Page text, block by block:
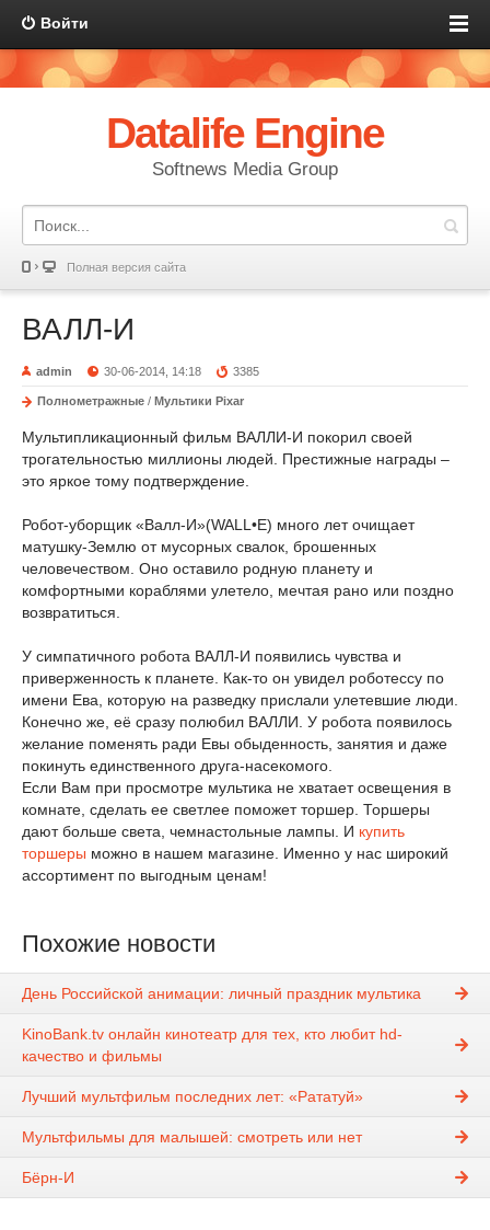
Войти
Datalife Engine
Softnews Media Group
Полная версия сайта
ВАЛЛ-И
admin 30-06-2014, 14:18 3385
Полнометражные / Мультики Pixar
Мультипликационный фильм ВАЛЛИ-И покорил своей
трогательностью миллионы людей. Престижные награды –
это яркое тому подтверждение.
Робот-уборщик «Валл-И»(WALL•E) много лет очищает
матушку-Землю от мусорных свалок, брошенных
человечеством. Оно оставило родную планету и
комфортными кораблями улетело, мечтая рано или поздно
возвратиться.
У симпатичного робота ВАЛЛ-И появились чувства и
приверженность к планете. Как-то он увидел роботессу по
имени Ева, которую на разведку прислали улетевшие люди.
Конечно же, её сразу полюбил ВАЛЛИ. У робота появилось
желание поменять ради Евы обыденность, занятия и даже
покинуть единственного друга-насекомого.
Если Вам при просмотре мультика не хватает освещения в
комнате, сделать ее светлее поможет торшер. Торшеры
дают больше света, чемнастольные лампы. И купить
торшеры можно в нашем магазине. Именно у нас широкий
ассортимент по выгодным ценам!
Похожие новости
День Российской анимации: личный праздник мультика
KinoBank.tv онлайн кинотеатр для тех, кто любит hd-
качество и фильмы
Лучший мультфильм последних лет: «Рататуй»
Мультфильмы для малышей: смотреть или нет
Бёрн-И